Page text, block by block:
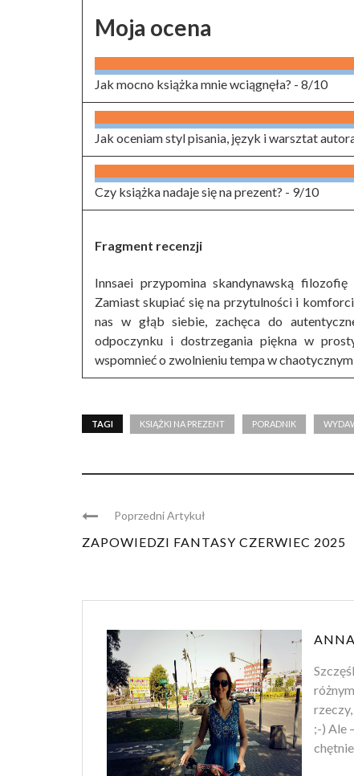
Moja ocena
Jak mocno książka mnie wciągnęła? - 8/10
Jak oceniam styl pisania, język i warsztat
Czy książka nadaje się na prezent? - 9/10
Fragment recenzji
Innsaei przypomina skandynawską
Zamiast skupiać się na przytulności i
nas w głąb siebie, zachęca do
odpoczynku i dostrzegania piękna w
wspomnieć o zwolnieniu tempa w
TAGI KSIĄŻKI NA PREZENT PORADNIK
Poprzedni Artykuł
ZAPOWIEDZI FANTASY CZERWIEC 2025
;-) Ale